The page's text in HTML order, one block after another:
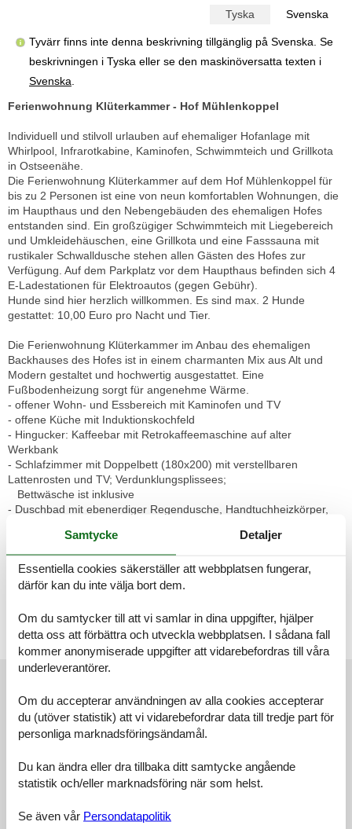
Tyska Svenska
Tyvärr finns inte denna beskrivning tillgänglig på Svenska. Se
beskrivningen i Tyska eller se den maskinöversatta texten i
Svenska
Ferienwohnung Klüterkammer - Hof Mühlenkoppel
Individuell und stilvoll urlauben auf ehemaliger Hofanlage mit
Whirlpool, Infrarotkabine, Kaminofen, Schwimmteich und Grillkota
in Ostseenähe.
Die Ferienwohnung Klüterkammer auf dem Hof Mühlenkoppel für
bis zu 2 Personen ist eine von neun komfortablen Wohnungen, die
im Haupthaus und den Nebengebäuden des ehemaligen Hofes
entstanden sind. Ein großzügiger Schwimmteich mit Liegebereich
und Umkleidehäuschen, eine Grillkota und eine Fasssauna mit
rustikaler Schwalldusche stehen allen Gästen des Hofes zur
Verfügung. Auf dem Parkplatz vor dem Haupthaus befinden sich 4
E-Ladestationen für Elektroautos (gegen Gebühr).
Hunde sind hier herzlich willkommen. Es sind max. 2 Hunde
gestattet: 10,00 Euro pro Nacht und Tier.
Die Ferienwohnung Klüterkammer im Anbau des ehemaligen
Backhauses des Hofes ist in einem charmanten Mix aus Alt und
Modern gestaltet und hochwertig ausgestattet. Eine
Fußbodenheizung sorgt für angenehme Wärme.
- offener Wohn- und Essbereich mit Kaminofen und TV
- offene Küche mit Induktionskochfeld
- Hingucker: Kaffeebar mit Retrokaffeemaschine auf alter
Werkbank
- Schlafzimmer mit Doppelbett (180x200) mit verstellbaren
Lattenrosten und TV; Verdunklungsplissees;
Bettwäsche ist inklusive
- Duschbad mit ebenerdiger Regendusche, Handtuchheizkörper,
sind inklusive
- Anliegend Duschbad: Terrasse mit Außenwhirlpool und
Sichtschutz
- Zusätzliches WC
Gasgrill
- Kfz-Stellplatz
Externa recensioner
Våra gästrecensionerExterna recensioner
5,0
Städning:
Samtycke Detaljer
Essentiella cookies säkerställer att webbplatsen fungerar,
därför kan du inte välja bort dem.
Om du samtycker till att vi samlar in dina uppgifter, hjälper
detta oss att förbättra och utveckla webbplatsen. I sådana fall
kommer anonymiserade uppgifter att vidarebefordras till våra
underleverantörer.
Om du accepterar användningen av alla cookies accepterar
du (utöver statistik) att vi vidarebefordrar data till tredje part för
personliga marknadsföringsändamål.
Du kan ändra eller dra tillbaka ditt samtycke angående
statistik och/eller marknadsföring när som helst.
Se även vår Persondatapolitik